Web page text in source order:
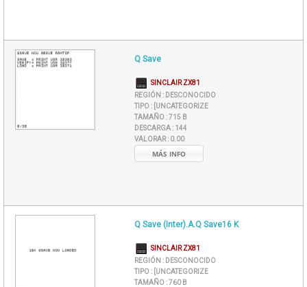
Q Save
SINCLAIR ZX81
REGIÓN : DESCONOCIDO
TIPO : [UNCATEGORIZE
TAMAÑO :715 B
DESCARGA : 144
VALORAR : 0.00
MÁS INFO
Q Save (Inter).A.Q Save16 K
SINCLAIR ZX81
REGIÓN : DESCONOCIDO
TIPO : [UNCATEGORIZE
TAMAÑO :760 B